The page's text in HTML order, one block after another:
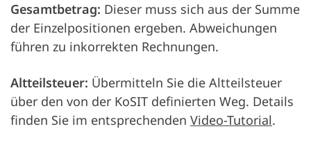
Gesamtbetrag: Dieser muss sich aus der Summe
der Einzelpositionen ergeben. Abweichungen
führen zu inkorrekten Rechnungen.
Altteilsteuer: Übermitteln Sie die Altteilsteuer
über den von der KoSIT definierten Weg. Details
finden Sie im entsprechenden Video-Tutorial.